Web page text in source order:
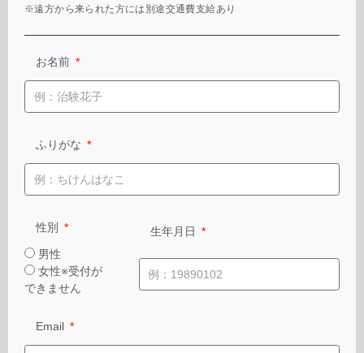
※遠方から来られた方には別途交通費支給あり
お名前
ふりがな
性別
男性
女性※受付が
できません
生年月日
Email